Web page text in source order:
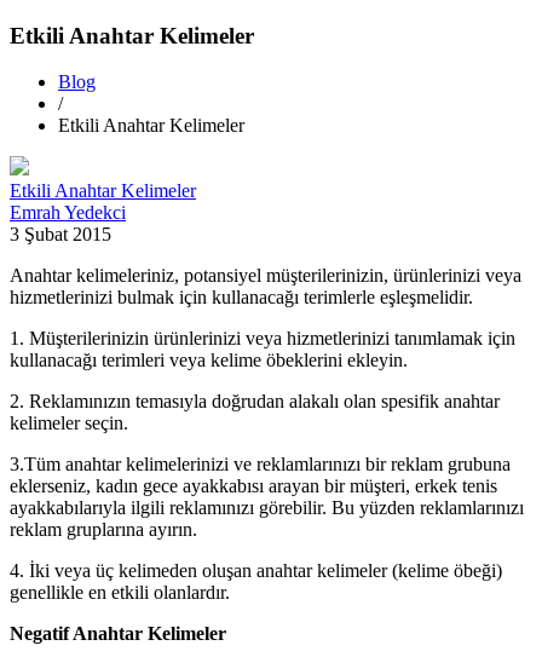
Etkili Anahtar Kelimeler
Blog
/
Etkili Anahtar Kelimeler
Etkili Anahtar Kelimeler
Emrah Yedekci
3 Şubat 2015
Anahtar kelimeleriniz, potansiyel müşterilerinizin, ürünlerinizi veya
hizmetlerinizi bulmak için kullanacağı terimlerle eşleşmelidir.
1. Müşterilerinizin ürünlerinizi veya hizmetlerinizi tanımlamak için
kullanacağı terimleri veya kelime öbeklerini ekleyin.
2. Reklamınızın temasıyla doğrudan alakalı olan spesifik anahtar
kelimeler seçin.
3.Tüm anahtar kelimelerinizi ve reklamlarınızı bir reklam grubuna
eklerseniz, kadın gece ayakkabısı arayan bir müşteri, erkek tenis
ayakkabılarıyla ilgili reklamınızı görebilir. Bu yüzden reklamlarınızı
reklam gruplarına ayırın.
4. İki veya üç kelimeden oluşan anahtar kelimeler (kelime öbeği)
genellikle en etkili olanlardır.
Negatif Anahtar Kelimeler